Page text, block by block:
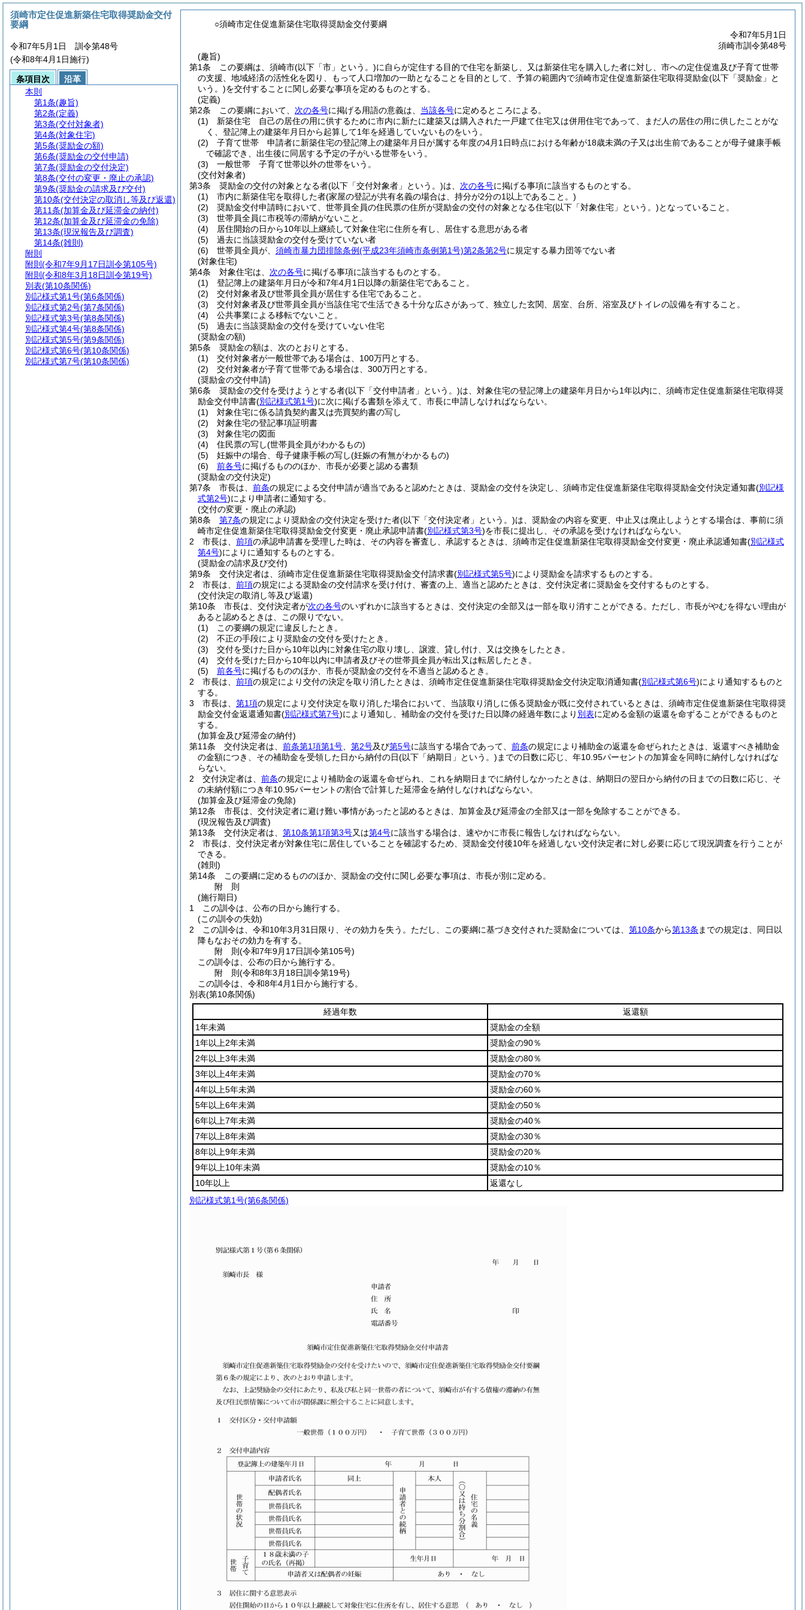
○須崎市定住促進新築住宅取得奨励金交付要綱
令和7年5月1日
須崎市訓令第48号
(趣旨)
第1条
この要綱は、須崎市(以下「市」という。)に自らが定住する目的で住宅を新築し、又は新築住宅を購入した者に対し、市への定住促進及び子育て世帯
の支援、地域経済の活性化を図り、もって人口増加の一助となることを目的として、予算の範囲内で須崎市定住促進新築住宅取得奨励金(以下「奨励金」と
いう。)を交付することに関し必要な事項を定めるものとする。
(定義)
第2条
この要綱において、 次の各号に掲げる用語の意義は、 当該各号に定めるところによる。
(1)
新築住宅 自己の居住の用に供するために市内に新たに建築又は購入された一戸建て住宅又は併用住宅であって、まだ人の居住の用に供したことがな
く、登記簿上の建築年月日から起算して1年を経過していないものをいう。
(2)
子育て世帯 申請者に新築住宅の登記簿上の建築年月日が属する年度の4月1日時点における年齢が18歳未満の子又は出生前であることが母子健康手帳
で確認でき、出生後に同居する予定の子がいる世帯をいう。
(3)
一般世帯 子育て世帯以外の世帯をいう。
(交付対象者)
第3条
奨励金の交付の対象となる者(以下「交付対象者」という。)は、 次の各号に掲げる事項に該当するものとする。
(1)
市内に新築住宅を取得した者(家屋の登記が共有名義の場合は、持分が2分の1以上であること。)
(2)
奨励金交付申請時において、世帯員全員の住民票の住所が奨励金の交付の対象となる住宅(以下「対象住宅」という。)となっていること。
(3)
世帯員全員に市税等の滞納がないこと。
(4)
居住開始の日から10年以上継続して対象住宅に住所を有し、居住する意思がある者
(5)
過去に当該奨励金の交付を受けていない者
(6)
世帯員全員が、 須崎市暴力団排除条例(平成23年須崎市条例第1号)第2条第2号に規定する暴力団等でない者
(対象住宅)
第4条
対象住宅は、 次の各号に掲げる事項に該当するものとする。
(1)
登記簿上の建築年月日が令和7年4月1日以降の新築住宅であること。
(2)
交付対象者及び世帯員全員が居住する住宅であること。
(3)
交付対象者及び世帯員全員が当該住宅で生活できる十分な広さがあって、独立した玄関、居室、台所、浴室及びトイレの設備を有すること。
(4)
公共事業による移転でないこと。
(5)
過去に当該奨励金の交付を受けていない住宅
(奨励金の額)
第5条
奨励金の額は、次のとおりとする。
(1)
交付対象者が一般世帯である場合は、100万円とする。
(2)
交付対象者が子育て世帯である場合は、300万円とする。
(奨励金の交付申請)
第6条
奨励金の交付を受けようとする者(以下「交付申請者」という。)は、対象住宅の登記簿上の建築年月日から1年以内に、須崎市定住促進新築住宅取得奨
励金交付申請書(別記様式第1号)に次に掲げる書類を添えて、市長に申請しなければならない。
(1)
対象住宅に係る請負契約書又は売買契約書の写し
(2)
対象住宅の登記事項証明書
(3)
対象住宅の図面
(4)
住民票の写し(世帯員全員がわかるもの)
(5)
妊娠中の場合、母子健康手帳の写し(妊娠の有無がわかるもの)
(6)
前各号に掲げるもののほか、市長が必要と認める書類
(奨励金の交付決定)
第7条
市長は、 前条の規定による交付申請が適当であると認めたときは、奨励金の交付を決定し、須崎市定住促進新築住宅取得奨励金交付決定通知書(別記様
式第2号)により申請者に通知する。
(交付の変更・廃止の承認)
第8条
第7条の規定により奨励金の交付決定を受けた者(以下「交付決定者」という。)は、奨励金の内容を変更、中止又は廃止しようとする場合は、事前に須
崎市定住促進新築住宅取得奨励金交付変更・廃止承認申請書(別記様式第3号)を市長に提出し、その承認を受けなければならない。
2
市長は、 前項の承認申請書を受理した時は、その内容を審査し、承認するときは、須崎市定住促進新築住宅取得奨励金交付変更・廃止承認通知書(別記様式
第4号)によりに通知するものとする。
(奨励金の請求及び交付)
第9条
交付決定者は、須崎市定住促進新築住宅取得奨励金交付請求書(別記様式第5号)により奨励金を請求するものとする。
2
市長は、 前項の規定による奨励金の交付請求を受け付け、審査の上、適当と認めたときは、交付決定者に奨励金を交付するものとする。
(交付決定の取消し等及び返還)
第10条
市長は、交付決定者が次の各号のいずれかに該当するときは、交付決定の全部又は一部を取り消すことができる。 ただし、市長がやむを得ない理由が
あると認めるときは、この限りでない。
(1)
この要綱の規定に違反したとき。
(2)
不正の手段により奨励金の交付を受けたとき。
(3)
交付を受けた日から10年以内に対象住宅の取り壊し、譲渡、貸し付け、又は交換をしたとき。
(4)
交付を受けた日から10年以内に申請者及びその世帯員全員が転出又は転居したとき。
(5)
前各号に掲げるもののほか、市長が奨励金の交付を不適当と認めるとき。
2
市長は、 前項の規定により交付の決定を取り消したときは、須崎市定住促進新築住宅取得奨励金交付決定取消通知書(別記様式第6号)により通知するものと
する。
3
市長は、 第1項の規定により交付決定を取り消した場合において、当該取り消しに係る奨励金が既に交付されているときは、須崎市定住促進新築住宅取得奨
励金交付金返還通知書(別記様式第7号)により通知し、補助金の交付を受けた日以降の経過年数により 別表に定める金額の返還を命ずることができるものと
する。
(加算金及び延滞金の納付)
第11条
交付決定者は、 前条第1項第1号 第2号及び第5号に該当する場合であって、 前条の規定により補助金の返還を命ぜられたときは、返還すべき補助金
の金額につき、その補助金を受領した日から納付の日(以下「納期日」という。) までの日数に応じ、年10.95パーセントの加算金を同時に納付しなければな
らない。
2
交付決定者は、 前条の規定により補助金の返還を命ぜられ、これを納期日までに納付しなかったときは、納期日の翌日から納付の日までの日数に応じ、そ
の未納付額につき年10.95パーセントの割合で計算した延滞金を納付しなければならない。
(加算金及び延滞金の免除)
第12条
市長は、交付決定者に避け難い事情があったと認めるときは、加算金及び延滞金の全部又は一部を免除することができる。
(現況報告及び調査)
第13条
交付決定者は、 第10条第1項第3号又は第4号に該当する場合は、速やかに市長に報告しなければならない。
2
市長は、交付決定者が対象住宅に居住していることを確認するため、奨励金交付後10年を経過しない交付決定者に対し必要に応じて現況調査を行うことが
できる。
(雑則)
第14条
この要綱に定めるもののほか、奨励金の交付に関し必要な事項は、市長が別に定める。
附 則
(施行期日)
1
この訓令は、公布の日から施行する。
(この訓令の失効)
2
この訓令は、令和10年3月31日限り、その効力を失う。 ただし、この要綱に基づき交付された奨励金については、 第10条から第13条 までの規定は、同日以
降もなおその効力を有する。
附 則(令和7年9月17日訓令第105号)
この訓令は、公布の日から施行する。
附 則(令和8年3月18日訓令第19号)
この訓令は、令和8年4月1日から施行する。
別表(第10条関係)
経過年数
返還額
1年未満
奨励金の全額
1年以上2年未満
奨励金の90％
2年以上3年未満
奨励金の80％
3年以上4年未満
奨励金の70％
4年以上5年未満
奨励金の60％
5年以上6年未満
奨励金の50％
6年以上7年未満
奨励金の40％
7年以上8年未満
奨励金の30％
8年以上9年未満
奨励金の20％
9年以上10年未満
奨励金の10％
10年以上
返還なし
別記様式第1号(第6条関係)
須崎市定住促進新築住宅取得奨励金交付
要綱
令和7年5月1日 訓令第48号
(令和8年4月1日施行)
条項目次
沿革
本則
第1条(趣旨)
第2条(定義)
第3条(交付対象者)
第4条(対象住宅)
第5条(奨励金の額)
第6条(奨励金の交付申請)
第7条(奨励金の交付決定)
第8条(交付の変更・廃止の承認)
第9条(奨励金の請求及び交付)
第10条(交付決定の取消し等及び返還)
第11条(加算金及び延滞金の納付)
第12条(加算金及び延滞金の免除)
第13条(現況報告及び調査)
第14条(雑則)
附則
附則 (令和7年9月17日訓令第105号)
附則 (令和8年3月18日訓令第19号)
別表(第10条関係)
別記様式第1号(第6条関係)
別記様式第2号(第7条関係)
別記様式第3号(第8条関係)
別記様式第4号(第8条関係)
別記様式第5号(第9条関係)
別記様式第6号(第10条関係)
別記様式第7号(第10条関係)